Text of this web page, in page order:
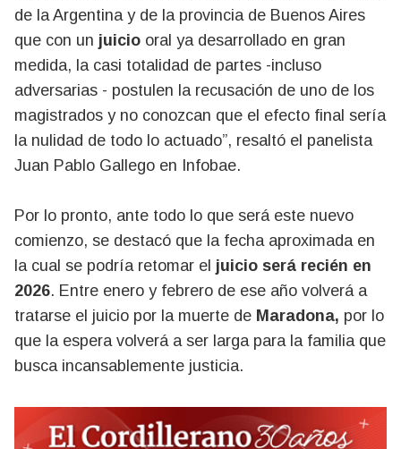
de la Argentina y de la provincia de Buenos Aires
que con un juicio oral ya desarrollado en gran
medida, la casi totalidad de partes -incluso
adversarias - postulen la recusación de uno de los
magistrados y no conozcan que el efecto final sería
la nulidad de todo lo actuado”, resaltó el panelista
Juan Pablo Gallego en Infobae.
Por lo pronto, ante todo lo que será este nuevo
comienzo, se destacó que la fecha aproximada en
la cual se podría retomar el juicio será recién en
2026. Entre enero y febrero de ese año volverá a
tratarse el juicio por la muerte de Maradona, por lo
que la espera volverá a ser larga para la familia que
busca incansablemente justicia.